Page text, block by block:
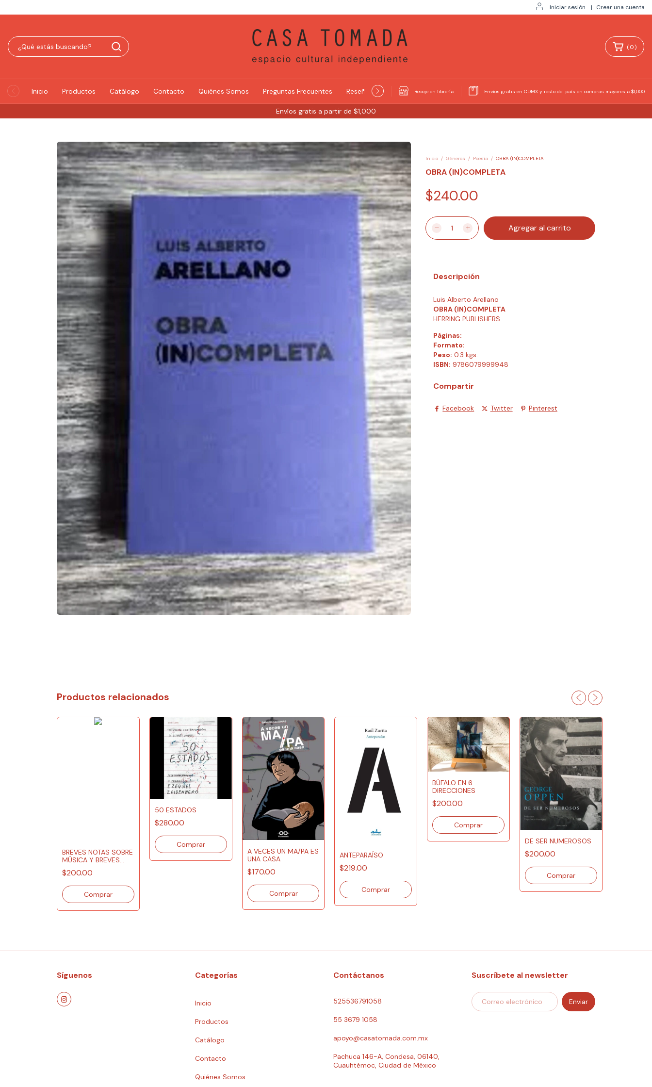
Iniciar sesión | Crear una cuenta
Envíos gratis a partir de $1,000
(0)
Inicio Productos Catálogo Contacto Quiénes Somos Preguntas Frecuentes Reseñas y SeleccionesRecoje en librería Envíos gratis en CDMX y resto del país en compras mayores a $1,000
Inicio / Géneros / Poesía / OBRA (IN)COMPLETA
OBRA (IN)COMPLETA
$240.00
Descripción
Luis Alberto Arellano
OBRA (IN)COMPLETA
HERRING PUBLISHERS
Páginas:
Formato:
Peso: 0.3 kgs.
ISBN: 9786079999948
Compartir
Facebook Twitter Pinterest
Productos relacionados
BREVES NOTAS SOBRE
MÚSICA Y BREVES
NOTAS SOBRE
LITERATURA-BLOOM
$200.00
50 ESTADOS
$280.00
A VECES UN MA/PA ES
UNA CASA
$170.00
ANTEPARAÍSO
$219.00
BÚFALO EN 6
DIRECCIONES
$200.00
DE SER NUMEROSOS
$200.00
Síguenos Categorías
Inicio
Productos
Catálogo
Contacto
Quiénes Somos
Contáctanos
525536791058
55 3679 1058
apoyo@casatomada.com.mx
Pachuca 146-A, Condesa, 06140,
Cuauhtémoc, Ciudad de México
Suscríbete al newsletter